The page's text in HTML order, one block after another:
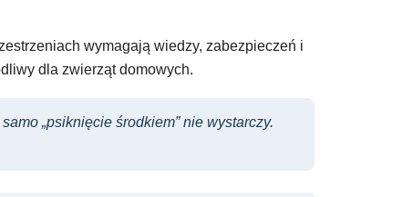
wymagają wiedzy, zabezpieczeń i
dla zwierząt domowych.
„psiknięcie środkiem” nie wystarczy.